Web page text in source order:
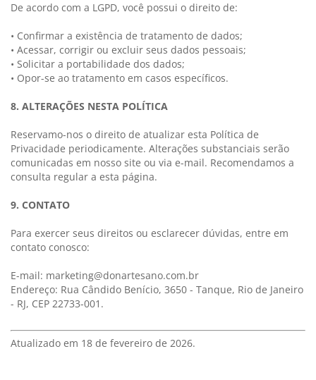
De acordo com a LGPD, você possui o direito de:
• Confirmar a existência de tratamento de dados;
• Acessar, corrigir ou excluir seus dados pessoais;
• Solicitar a portabilidade dos dados;
• Opor-se ao tratamento em casos específicos.
8. ALTERAÇÕES NESTA POLÍTICA
Reservamo-nos o direito de atualizar esta Política de
Privacidade periodicamente. Alterações substanciais serão
comunicadas em nosso site ou via e-mail. Recomendamos a
consulta regular a esta página.
9. CONTATO
Para exercer seus direitos ou esclarecer dúvidas, entre em
contato conosco:
E-mail: marketing@donartesano.com.br
Endereço: Rua Cândido Benício, 3650 - Tanque, Rio de Janeiro
- RJ, CEP 22733-001.
Atualizado em 18 de fevereiro de 2026.